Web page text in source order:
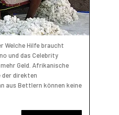
Welche Hilfe braucht
und das Celebrity
Geld. Afrikanische
der direkten
aus Bettlern können keine